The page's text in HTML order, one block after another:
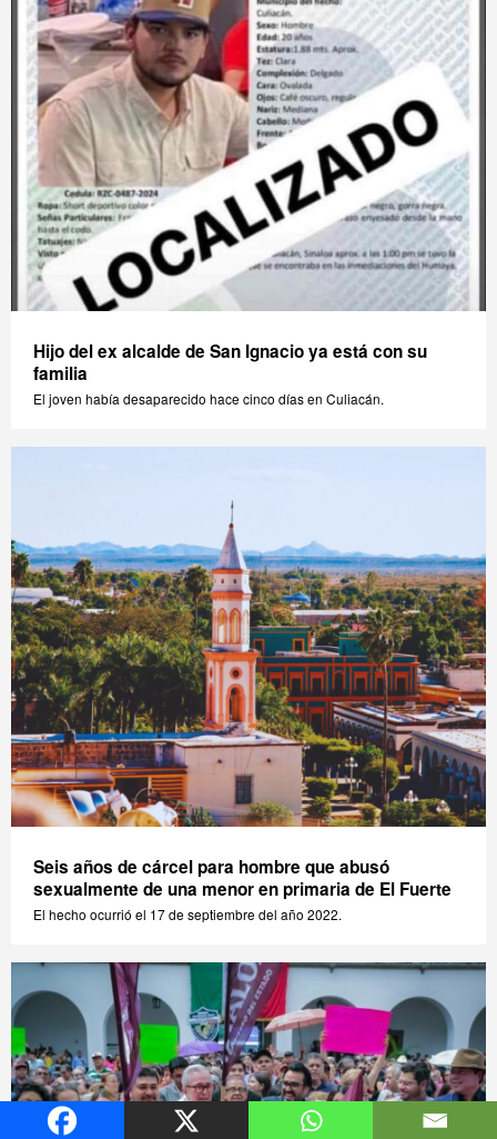
Hijo del ex alcalde de San Ignacio ya está con su
familia
El joven había desaparecido hace cinco días en Culiacán.
Seis años de cárcel para hombre que abusó
sexualmente de una menor en primaria de El Fuerte
El hecho ocurrió el 17 de septiembre del año 2022.